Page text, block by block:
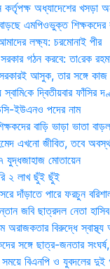
কর্তৃপক্ষ অধ্যাদেশের খসড়া
এমপিওভুক্ত শিক্ষকদের
লক্ষ্য: চরমোনাই পীর
গঠন করবে: তা‌রেক
আসুক, তার সঙ্গে কাজ
দ্বিতীয়বার ফাঁসির
ইউএনও পদের নাম
বাড়ি ভাড়া ভাতা
এখনো জীবিত, তবে অবস্থা
যুদ্ধজাহাজ মোতায়েন
২ লাখ ছুঁই ছুঁই
দাঁড়াতে পারে ফরচুন
জবি ছাত্রদল নেতা
অরাজকতার বিরুদ্ধে স্বাস্থ্য
সঙ্গে ছাত্র-জনতার
বিএনপি ও যুবদলের দুই